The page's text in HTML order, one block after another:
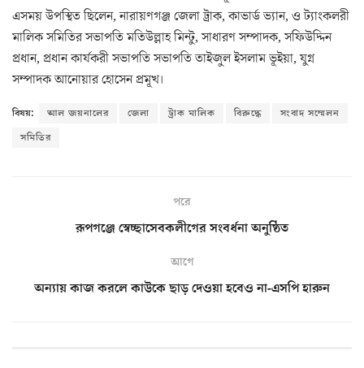
এসময় উপস্থিত ছিলেন, নারায়ণগঞ্জ জেলা ট্রাক, কাভার্ড ভ্যান, ও ট্যাংকলরী
মালিক সমিতির সভাপতি মতিউল্লাহ মিন্টু, সাধারণ সম্পাদক, সফিউদ্দিন
প্রধান, প্রধান কার্যকরী সভাপতি সভাপতি তাইজুল ইসলাম ভূইয়া, যুগ্ন
সম্পাদক আনোয়ার হোসেন প্রমূখ।
বিষয়: আল জয়নালের জেলা ট্রাক মালিক বিরুদ্ধে
সংবাদ সম্মেলন
সমিতির
পরে
রূপগঞ্জে স্বেচ্ছাসেবকলীগের সংবর্ধনা অনুষ্ঠিত
আগে
অন্যায় কাজ করলে কাউকে ছাড় দেওয়া হবেও না-এসপি হারুন